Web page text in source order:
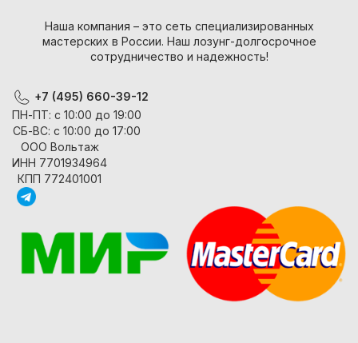
Наша компания – это сеть специализированных
мастерских в России. Наш лозунг-долгосрочное
сотрудничество и надежность!
+7 (495) 660-39-12
ПН-ПТ: с 10:00 до 19:00
СБ-ВС: с 10:00 до 17:00
ООО Вольтаж
ИНН 7701934964
КПП 772401001